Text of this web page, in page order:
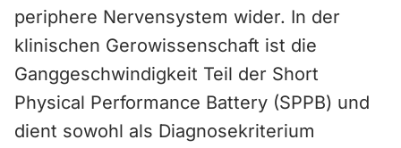
periphere Nervensystem wider. In der
klinischen Gerowissenschaft ist die
Ganggeschwindigkeit Teil der Short
Physical Performance Battery (SPPB) und
dient sowohl als Diagnosekriterium